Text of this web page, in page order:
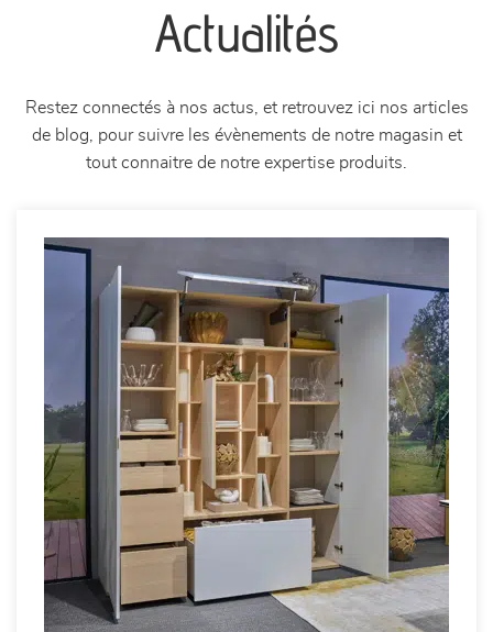
Actualités
Restez connectés à nos actus, et retrouvez ici nos articles
de blog, pour suivre les évènements de notre magasin et
tout connaitre de notre expertise produits.